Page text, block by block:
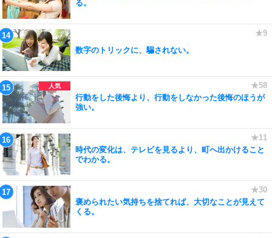
る。
数字のトリックに、騙されない。
行動をした後悔より、行動をしなかった後悔のほうが
強い。
時代の変化は、テレビを見るより、町へ出かけること
でわかる。
褒められたい気持ちを捨てれば、大切なことが見えて
くる。